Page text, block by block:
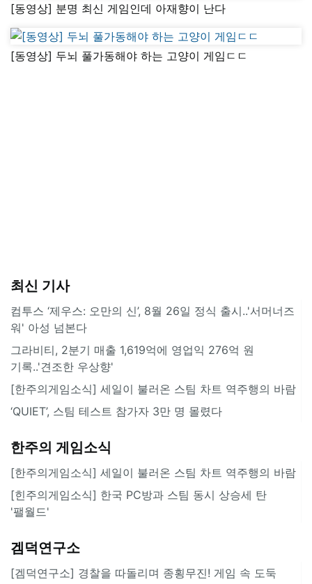
[동영상] 분명 최신 게임인데 아재향이 난다
[동영상] 두뇌 풀가동해야 하는 고양이 게임ㄷㄷ
최신 기사
컴투스 ‘제우스: 오만의 신’, 8월 26일 정식 출시..'서머너즈
워' 아성 넘본다
그라비티, 2분기 매출 1,619억에 영업익 276억 원
기록..'견조한 우상향'
[한주의게임소식] 세일이 불러온 스팀 차트 역주행의 바람
‘QUIET’, 스팀 테스트 참가자 3만 명 몰렸다
한주의 게임소식
[한주의게임소식] 세일이 불러온 스팀 차트 역주행의 바람
[힌주의게임소식] 한국 PC방과 스팀 동시 상승세 탄
'팰월드'
겜덕연구소
[겜덕연구소] 경찰을 따돌리며 종횡무진! 게임 속 도둑